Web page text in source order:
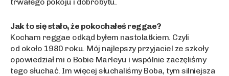
Jak to się stało, że pokochałeś reggae?
Kocham reggae odkąd byłem nastolatkiem. Czyli
od około 1980 roku. Mój najlepszy przyjaciel ze szkoły
opowiedział mi o Bobie Marleyu i wspólnie zaczęliśmy
tego słuchać. Im więcej słuchaliśmy Boba, tym silniejsza